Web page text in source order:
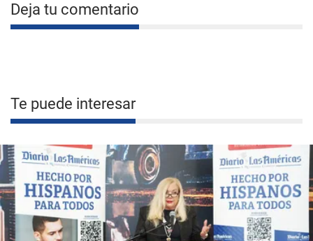
Deja tu comentario
Te puede interesar